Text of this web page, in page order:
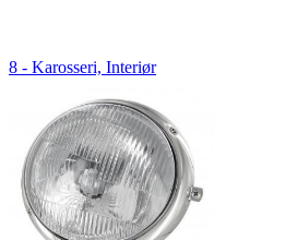
8 - Karosseri, Interiør